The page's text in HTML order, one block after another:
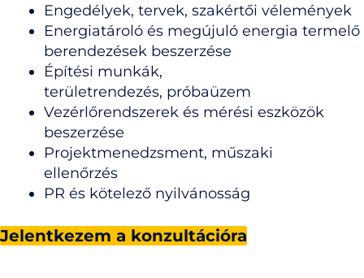
Engedélyek, tervek, szakértői vélemények
Energiatároló és megújuló energia termelő
berendezések beszerzése
Építési munkák,
területrendezés, próbaüzem
Vezérlőrendszerek és mérési eszközök
beszerzése
Projektmenedzsment, műszaki
ellenőrzés
PR és kötelező nyilvánosság
Jelentkezem a konzultációra